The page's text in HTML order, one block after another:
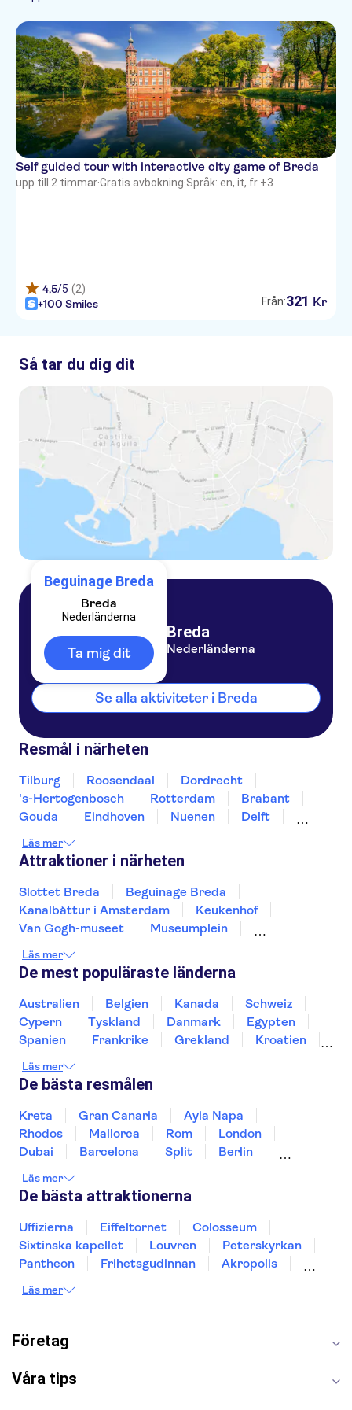
Dutch
Self guided tour with interactive city game of Breda
upp till 2 timmar·Gratis avbokning·Språk: en, it, fr +3
4,5/5 (2)
+100 Smiles
Från:321 Kr
Så tar du dig dit
Beguinage Breda
Breda
Nederländerna
Ta mig dit
Breda
Nederländerna
Se alla aktiviteter i Breda
Resmål i närheten
Tilburg Roosendaal
Dordrecht
's-Hertogenbosch
Rotterdam
Brabant
Gouda
Eindhoven Nuenen
Delft
Läs mer
Attraktioner i närheten
Slottet Breda
Beguinage Breda
Kanalbåttur i Amsterdam
Keukenhof
Van Gogh-museet
Museumplein
Kaag-sjöarna båtturer
Anne Frank
Kungliga slottet i Amsterdam
A'DAM Lookout
Stedelijk Museum Amsterdam
Giethoorn-kanalerna
Damtorget
Läs mer
De mest populäraste länderna
Australien Belgien Kanada
Schweiz
Cypern
Tyskland Danmark
Egypten
Spanien
Frankrike Grekland
Kroatien
Sverige
Thailand
Läs mer
De bästa resmålen
Kreta Gran Canaria
Ayia Napa
Rhodos
Mallorca Rom
London
Dubai
Barcelona Split
Berlin
Gdansk
Oslo
Helsingborg
Läs mer
De bästa attraktionerna
Uffizierna Eiffeltornet
Colosseum
Sixtinska kapellet
Louvren
Peterskyrkan
Pantheon
Frihetsgudinnan
Akropolis
Burj Khalifa
Saltgruvan i Wieliczka
Alhambra
Caminito del Rey
London Dungeon
Läs mer
Företag
Våra tips